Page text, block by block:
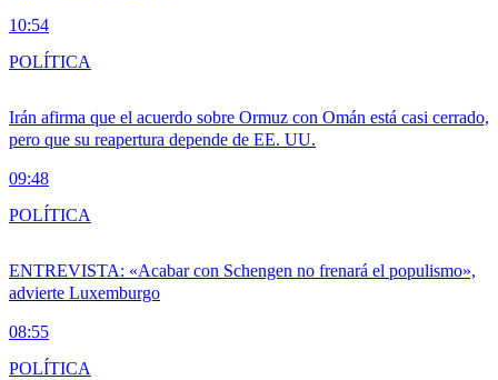
10:54
Irán afirma que el acuerdo sobre Ormuz con Omán está casi cerrado,
pero que su reapertura depende de EE. UU.
09:48
POLÍTICA
ENTREVISTA: «Acabar con Schengen no frenará el populismo»,
advierte Luxemburgo
08:55
POLÍTICA
POLÍTICA